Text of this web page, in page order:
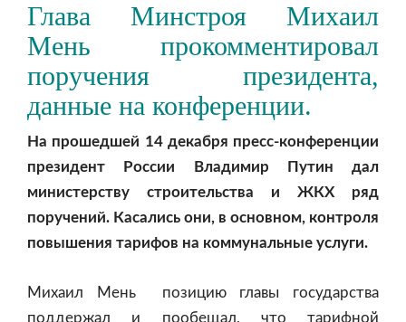
Глава Минстроя Михаил
Мень прокомментировал
поручения президента,
данные на конференции.
На прошедшей 14 декабря пресс-конференции
президент России Владимир Путин дал
министерству строительства и ЖКХ ряд
поручений. Касались они, в основном, контроля
повышения тарифов на коммунальные услуги.
Михаил Мень позицию главы государства
поддержал и пообещал, что тарифной